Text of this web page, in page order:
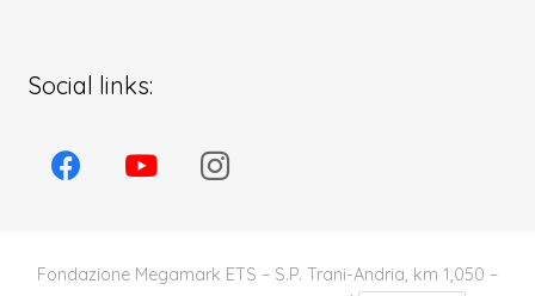
Social links:
Fondazione Megamark ETS – S.P. Trani-Andria, km 1,050 –